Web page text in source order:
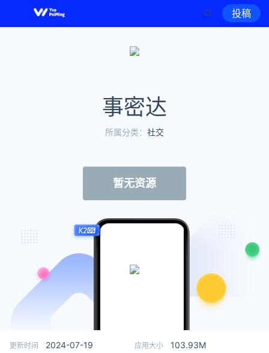
投稿
事密达
所属分类： 社交
暂无资源
更新时间 2024-07-19 应用大小 103.93M